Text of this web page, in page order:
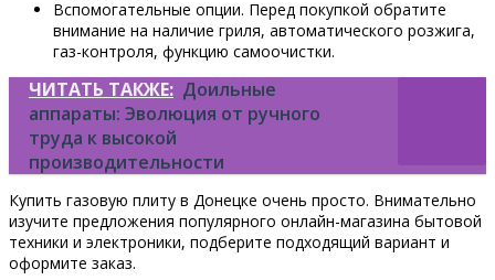
Вспомогательные опции. Перед покупкой обратите
внимание на наличие гриля, автоматического розжига,
газ-контроля, функцию самоочистки.
ЧИТАТЬ ТАКЖЕ: Доильные
аппараты: Эволюция от ручного
труда к высокой
производительности
Купить газовую плиту в Донецке очень просто. Внимательно
изучите предложения популярного онлайн-магазина бытовой
техники и электроники, подберите подходящий вариант и
оформите заказ.